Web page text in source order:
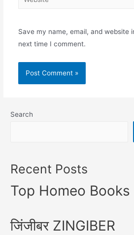
Save my name, email, and website
next time I comment.
Search
Recent Posts
Top Homeo Books
जिंजीबर ZINGIBER